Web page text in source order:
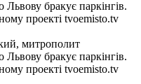
бракує паркінгів.
проекті tvoemisto.tv
митрополит
бракує паркінгів.
проекті tvoemisto.tv